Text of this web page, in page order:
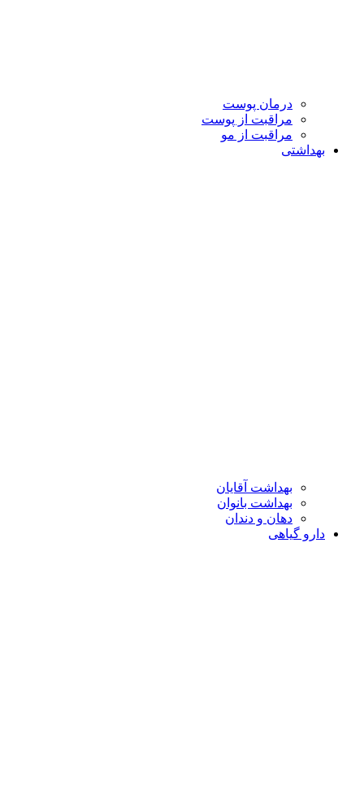
درمان پوست
مراقبت از پوست
مراقبت از مو
بهداشتی
بهداشت آقایان
بهداشت بانوان
دهان و دندان
دارو گیاهی